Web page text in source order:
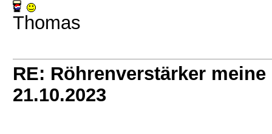
Thomas
RE: Röhrenverstärker
21.10.2023